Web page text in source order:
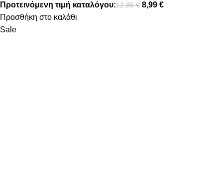
Προτεινόμενη τιμή καταλόγου:12,86€ 8,99 €
Προσθήκη στο καλάθι
Sale